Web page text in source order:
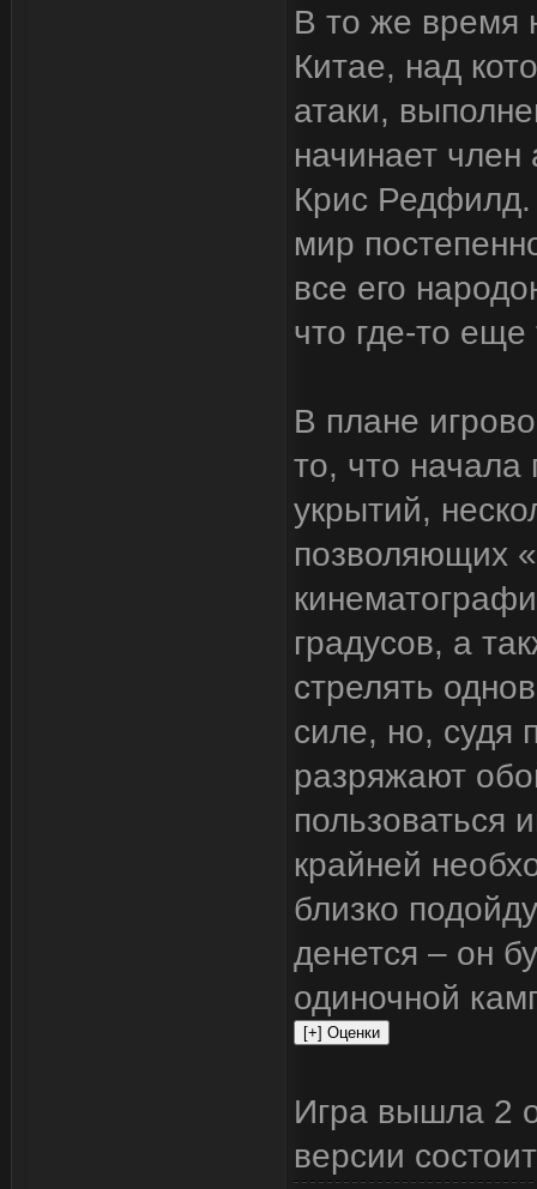
В то же время
Китае, над
атаки,
начинает
Крис Редфилд.
мир
все его
что где-то
В плане
то, что начала
укрытий,
позволяющих
градусов, а
стрелять
силе, но, судя
разряжают
пользоваться
крайней
близко
денется – он
одиночной
Игра вышла 2
версии